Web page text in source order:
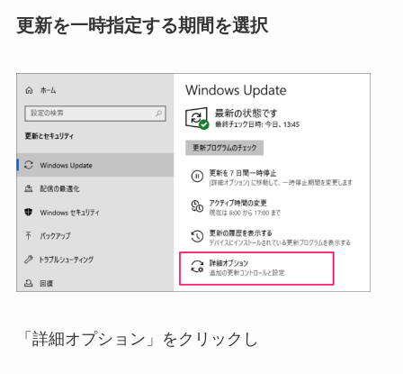
更新を一時指定する期間を選択
「詳細オプション」をクリックし